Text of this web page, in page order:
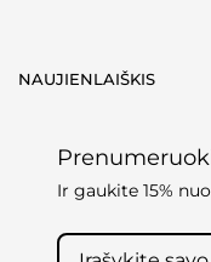
NAUJIENLAIŠKIS
Ir gaukite 15%